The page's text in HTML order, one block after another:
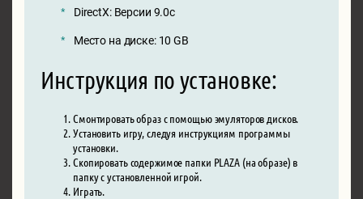
DirectX: Версии 9.0c
Место на диске: 10 GB
Инструкция по установке:
Смонтировать образ с помощью эмуляторов дисков.
Установить игру, следуя инструкциям программы
установки.
Скопировать содержимое папки PLAZA (на образе) в
папку с установленной игрой.
Играть.